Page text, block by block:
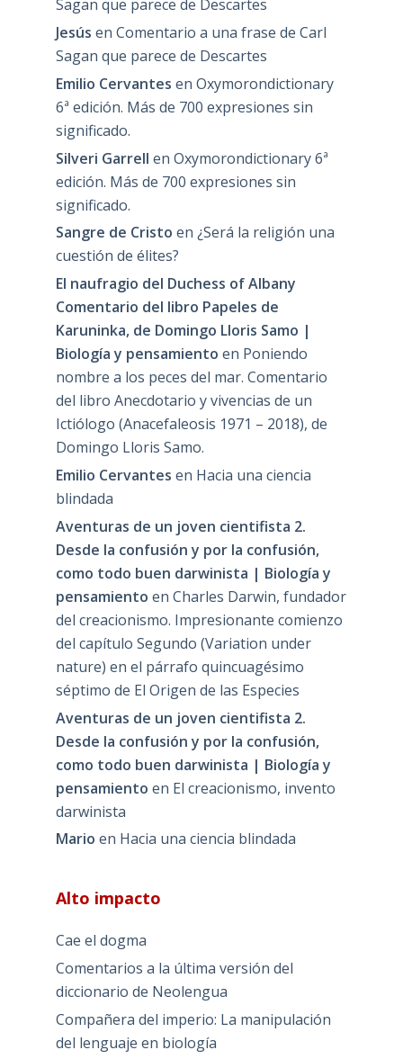
Sagan que parece de Descartes
Jesús en Comentario a una frase de Carl
Sagan que parece de Descartes
Emilio Cervantes en Oxymorondictionary
6ª edición. Más de 700 expresiones sin
significado.
Silveri Garrell en Oxymorondictionary 6ª
edición. Más de 700 expresiones sin
significado.
Sangre de Cristo en ¿Será la religión una
cuestión de élites?
El naufragio del Duchess of Albany
Comentario del libro Papeles de
Karuninka, de Domingo Lloris Samo |
Biología y pensamiento en Poniendo
nombre a los peces del mar. Comentario
del libro Anecdotario y vivencias de un
Ictiólogo (Anacefaleosis 1971 – 2018), de
Domingo Lloris Samo.
Emilio Cervantes en Hacia una ciencia
blindada
Aventuras de un joven cientifista 2.
Desde la confusión y por la confusión,
como todo buen darwinista | Biología y
pensamiento en Charles Darwin, fundador
del creacionismo. Impresionante comienzo
del capítulo Segundo (Variation under
nature) en el párrafo quincuagésimo
séptimo de El Origen de las Especies
Aventuras de un joven cientifista 2.
Desde la confusión y por la confusión,
como todo buen darwinista | Biología y
pensamiento en El creacionismo, invento
darwinista
Mario en Hacia una ciencia blindada
Alto impacto
Cae el dogma
Comentarios a la última versión del
diccionario de Neolengua
Compañera del imperio: La manipulación
del lenguaje en biología